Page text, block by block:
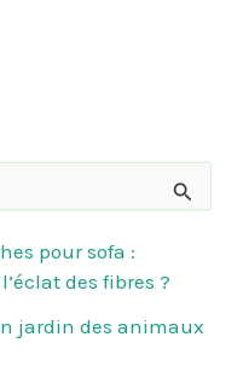
pour sofa :
des fibres ?
jardin des animaux